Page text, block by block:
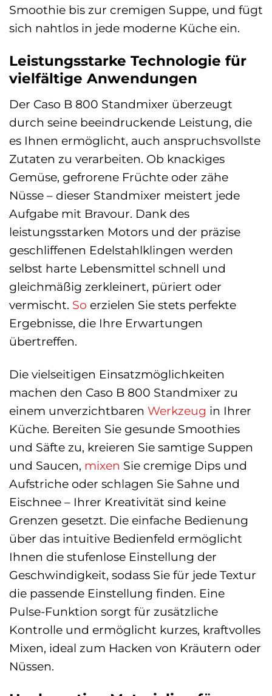
Smoothie bis zur cremigen Suppe, und fügt
sich nahtlos in jede moderne Küche ein.
Leistungsstarke Technologie für
vielfältige Anwendungen
Der Caso B 800 Standmixer überzeugt
durch seine beeindruckende Leistung, die
es Ihnen ermöglicht, auch anspruchsvollste
Zutaten zu verarbeiten. Ob knackiges
Gemüse, gefrorene Früchte oder zähe
Nüsse – dieser Standmixer meistert jede
Aufgabe mit Bravour. Dank des
leistungsstarken Motors und der präzise
geschliffenen Edelstahlklingen werden
selbst harte Lebensmittel schnell und
gleichmäßig zerkleinert, püriert oder
vermischt. So erzielen Sie stets perfekte
Ergebnisse, die Ihre Erwartungen
übertreffen.
Die vielseitigen Einsatzmöglichkeiten
machen den Caso B 800 Standmixer zu
einem unverzichtbaren Werkzeug in Ihrer
Küche. Bereiten Sie gesunde Smoothies
und Säfte zu, kreieren Sie samtige Suppen
und Saucen, mixen Sie cremige Dips und
Aufstriche oder schlagen Sie Sahne und
Eischnee – Ihrer Kreativität sind keine
Grenzen gesetzt. Die einfache Bedienung
über das intuitive Bedienfeld ermöglicht
Ihnen die stufenlose Einstellung der
Geschwindigkeit, sodass Sie für jede Textur
die passende Einstellung finden. Eine
Pulse-Funktion sorgt für zusätzliche
Kontrolle und ermöglicht kurzes, kraftvolles
Mixen, ideal zum Hacken von Kräutern oder
Nüssen.